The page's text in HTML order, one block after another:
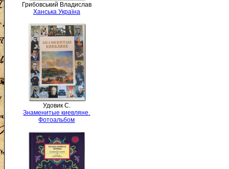
Грибовський Владислав
Ханська Україна
Удовик С.
Знаменитые киевляне.
Фотоальбом